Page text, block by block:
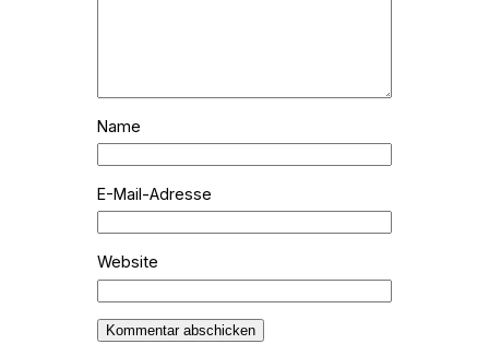
Name
E-Mail-Adresse
Website